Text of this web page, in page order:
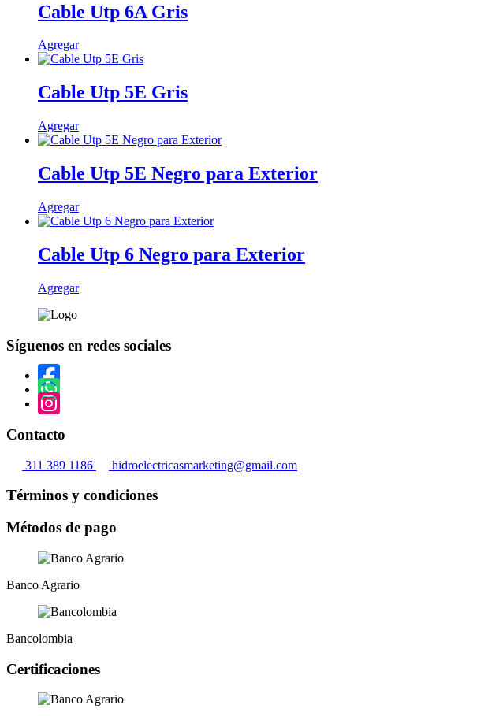
Cable Utp 6A Gris
Agregar
Cable Utp 5E Gris
Agregar
Cable Utp 5E Negro para Exterior
Agregar
Cable Utp 6 Negro para Exterior
Agregar
Síguenos en redes sociales
Contacto
311 389 1186 hidroelectricasmarketing@gmail.com
Términos y condiciones
Métodos de pago
Banco Agrario
Bancolombia
Certificaciones